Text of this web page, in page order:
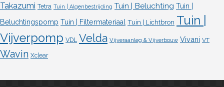
Takazumi Tetra Tuin | Algenbestrijding Tuin | Beluchting Tuin |
Beluchtingspomp Tuin | Filtermateriaal Tuin | Lichtbron Tuin |
Vijverpomp VDL Velda Vijveraanleg & Vijverbouw Vivani VT
Wavin Xclear